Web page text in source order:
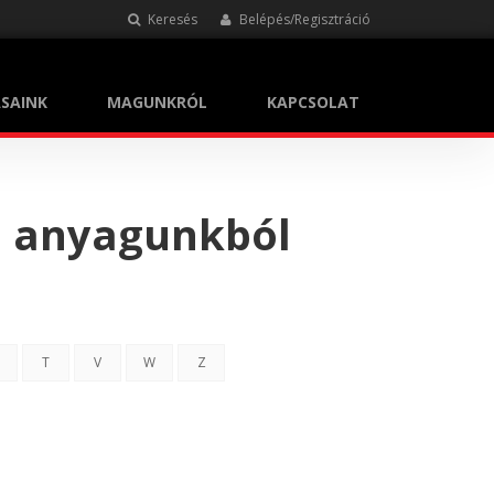
Keresés Belépés/Regisztráció
MAGUNKRÓL KAPCSOLAT
T V W Z